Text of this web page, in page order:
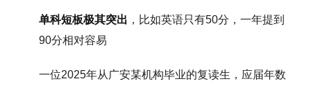
单科短板极其突出 ，比如英语只有50分，一年提到
90分相对容易
一位2025年从广安某机构毕业的复读生，应届年数